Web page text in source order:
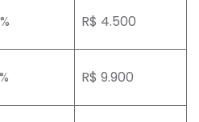
R$ 4.500
R$ 9.900